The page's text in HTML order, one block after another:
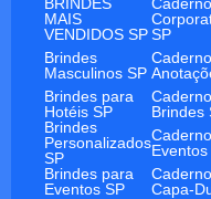
MAIS
VENDIDOS SPSP
Brindes
Masculinos SP
Brindes para
Hotéis SP
Brindes
Brindes
Personalizados
SP
Eventos
Brindes para
Eventos SP
Caderno
Capa-